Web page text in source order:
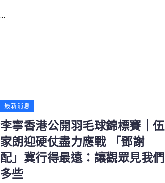
...
最新消息
李寧香港公開羽毛球錦標賽｜伍
家朗迎硬仗盡力應戰 「鄧謝
配」冀行得最遠：讓觀眾見我們
多些